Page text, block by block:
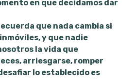
en que decidamos dar
que nada cambia si
y que nadie
la vida que
arriesgarse, romper
lo establecido es